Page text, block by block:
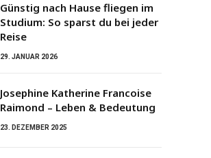
Günstig nach Hause fliegen im
Studium: So sparst du bei jeder
Reise
29. JANUAR 2026
Josephine Katherine Francoise
Raimond – Leben & Bedeutung
23. DEZEMBER 2025